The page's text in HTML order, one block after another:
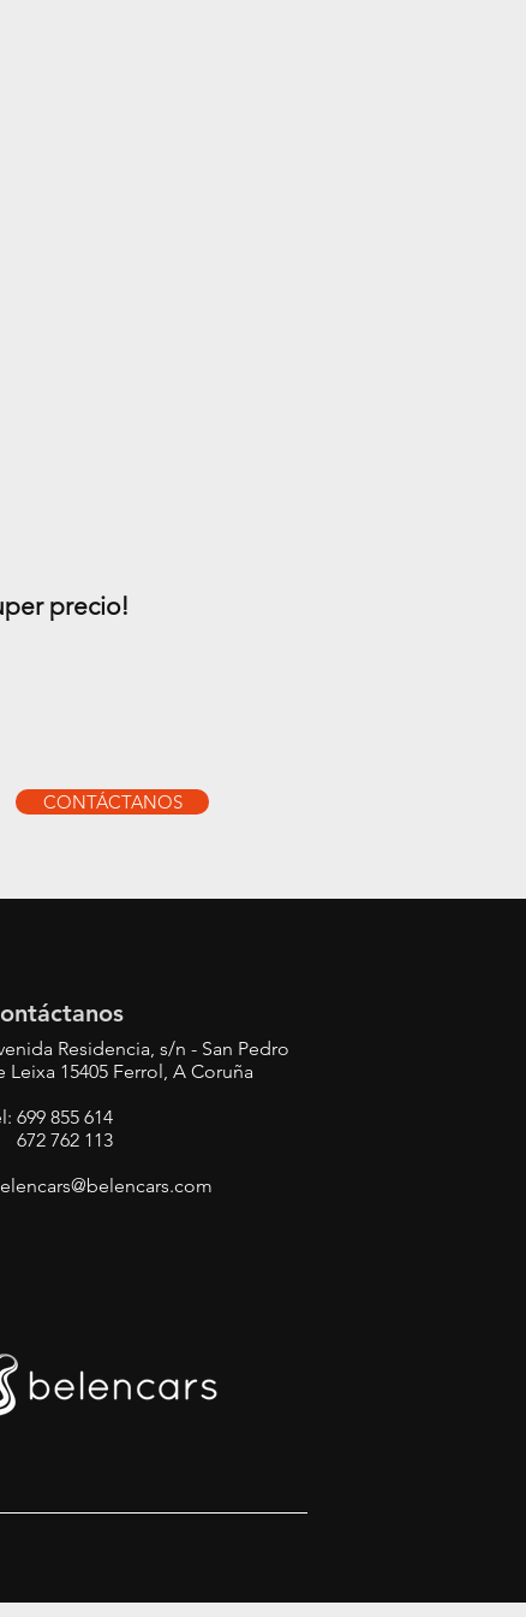
precio!
CONTÁCTANOS
Residencia, s/n - San Pedro
Leixa 15405 Ferrol, A Coruña
699 855 614
762 113